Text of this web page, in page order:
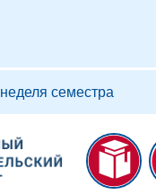
неделя семестра